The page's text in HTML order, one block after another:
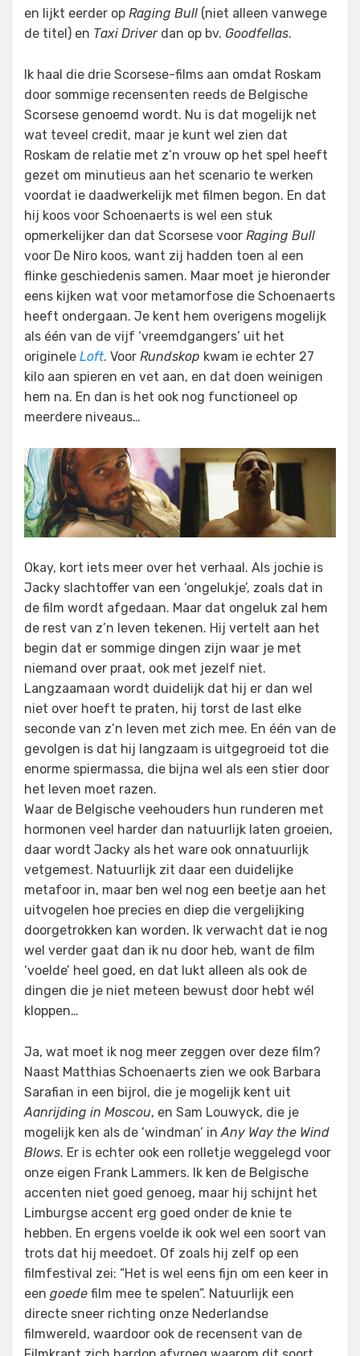
en lijkt eerder op Raging Bull (niet alleen vanwege
de titel) en Taxi Driverdan op bv. Goodfellas.
Ik haal die drie Scorsese-films aan omdat Roskam
door sommige recensenten reeds de Belgische
Scorsese genoemd wordt. Nu is dat mogelijk net
wat teveel credit, maar je kunt wel zien dat
Roskam de relatie met z’n vrouw op het spel heeft
gezet om minutieus aan het scenario te werken
voordat ie daadwerkelijk met filmen begon. En dat
hij koos voor Schoenaerts is wel een stuk
opmerkelijker dan dat Scorsese voor Raging Bull
voor De Niro koos, want zij hadden toen al een
flinke geschiedenis samen. Maar moet je hieronder
eens kijken wat voor metamorfose die Schoenaerts
heeft ondergaan. Je kent hem overigens mogelijk
als één van de vijf ‘vreemdgangers’ uit het
originele Loft. Voor Rundskop kwam ie echter 27
kilo aan spieren en vet aan, en dat doen weinigen
hem na. En dan is het ook nog functioneel op
meerdere niveaus…
Okay, kort iets meer over het verhaal. Als jochie is
Jacky slachtoffer van een ‘ongelukje’, zoals dat in
de film wordt afgedaan. Maar dat ongeluk zal hem
de rest van z’n leven tekenen. Hij vertelt aan het
begin dat er sommige dingen zijn waar je met
niemand over praat, ook met jezelf niet.
Langzaamaan wordt duidelijk dat hij er dan wel
niet over hoeft te praten, hij torst de last elke
seconde van z’n leven met zich mee. En één van de
gevolgen is dat hij langzaam is uitgegroeid tot die
enorme spiermassa, die bijna wel als een stier door
het leven moet razen.
Waar de Belgische veehouders hun runderen met
hormonen veel harder dan natuurlijk laten groeien,
daar wordt Jacky als het ware ook onnatuurlijk
vetgemest. Natuurlijk zit daar een duidelijke
metafoor in, maar ben wel nog een beetje aan het
uitvogelen hoe precies en diep die vergelijking
doorgetrokken kan worden. Ik verwacht dat ie nog
wel verder gaat dan ik nu door heb, want de film
‘voelde’ heel goed, en dat lukt alleen als ook de
dingen die je niet meteen bewust door hebt wél
kloppen…
Ja, wat moet ik nog meer zeggen over deze film?
Naast Matthias Schoenaerts zien we ook Barbara
Sarafian in een bijrol, die je mogelijk kent uit
Aanrijding in Moscou, en Sam Louwyck, die je
mogelijk ken als de ‘windman’ inAny Way the Wind
Blows. Er is echter ook een rolletje weggelegd voor
onze eigen Frank Lammers. Ik ken de Belgische
accenten niet goed genoeg, maar hij schijnt het
Limburgse accent erg goed onder de knie te
hebben. En ergens voelde ik ook wel een soort van
trots dat hij meedoet. Of zoals hij zelf op een
filmfestival zei: “Het is wel eens fijn om een keer in
een goede film mee te spelen”. Natuurlijk een
directe sneer richting onze Nederlandse
filmwereld, waardoor ook de recensent van de